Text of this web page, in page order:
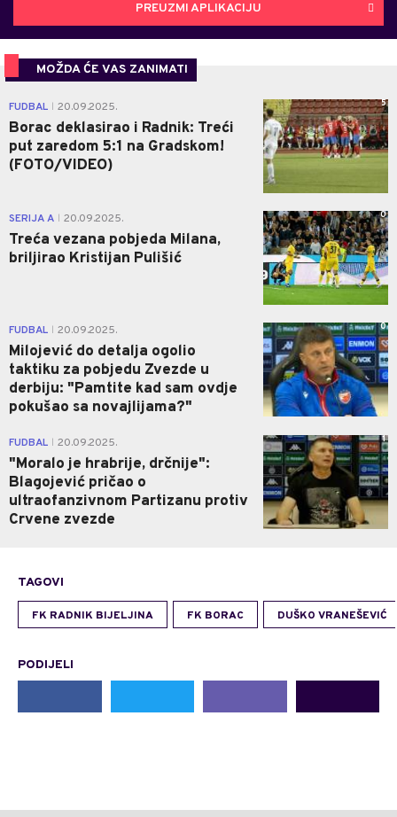
PREUZMI APLIKACIJU
MOŽDA ĆE VAS ZANIMATI
FUDBAL 20.09.2025.
Borac deklasirao i Radnik: Treći
put zaredom 5:1 na Gradskom!
(FOTO/VIDEO)
5
SERIJA A 20.09.2025.
Treća vezana pobjeda Milana,
briljirao Kristijan Pulišić
0
FUDBAL 20.09.2025.
Milojević do detalja ogolio
taktiku za pobjedu Zvezde u
derbiju: "Pamtite kad sam ovdje
pokušao sa novajlijama?"
0
FUDBAL 20.09.2025.
"Moralo je hrabrije, drčnije":
Blagojević pričao o
ultraofanzivnom Partizanu protiv
Crvene zvezde
1
TAGOVI
FK RADNIK BIJELJINA FK BORAC DUŠKO VRANEŠEVIĆ
PODIJELI